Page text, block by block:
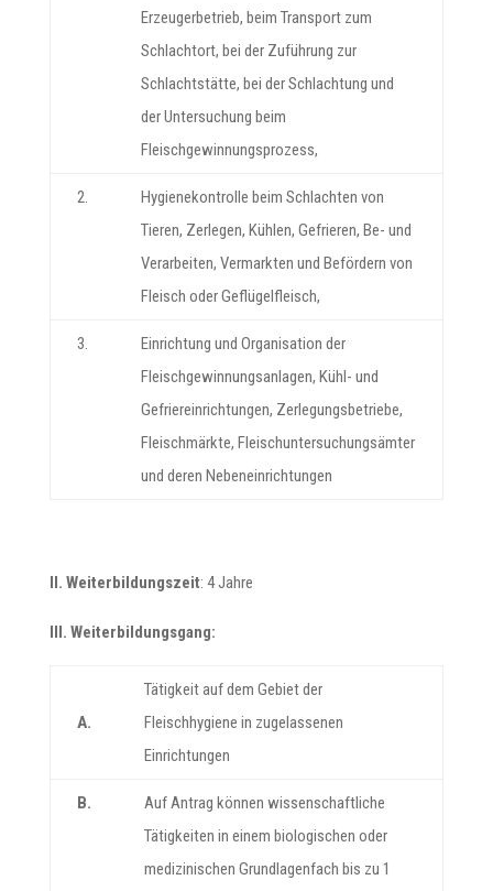
Erzeugerbetrieb, beim Transport zum
Schlachtort, bei der Zuführung zur
Schlachtstätte, bei der Schlachtung und
der Untersuchung beim
Fleischgewinnungsprozess,
2.
Hygienekontrolle beim Schlachten von
Tieren, Zerlegen, Kühlen, Gefrieren, Be- und
Verarbeiten, Vermarkten und Befördern von
Fleisch oder Geflügelfleisch,
3.
Einrichtung und Organisation der
Fleischgewinnungsanlagen, Kühl- und
Gefriereinrichtungen, Zerlegungsbetriebe,
Fleischmärkte, Fleischuntersuchungsämter
und deren Nebeneinrichtungen
II. Weiterbildungszeit: 4 Jahre
III. Weiterbildungsgang:
A.
Tätigkeit auf dem Gebiet der
Fleischhygiene in zugelassenen
Einrichtungen
B.
Auf Antrag können wissenschaftliche
Tätigkeiten in einem biologischen oder
medizinischen Grundlagenfach bis zu 1